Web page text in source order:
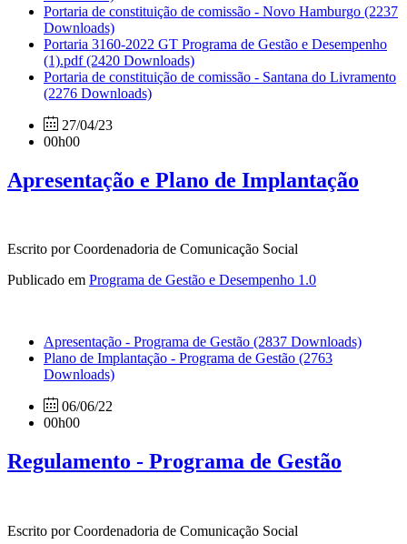
Portaria de constituição de comissão - Novo Hamburgo (2237
Downloads)
Portaria 3160-2022 GT Programa de Gestão e Desempenho
(1).pdf(2420 Downloads)
Portaria de constituição de comissão - Santana do Livramento
(2276 Downloads)
27/04/23
00h00
Apresentação e Plano de Implantação
Escrito por Coordenadoria de Comunicação Social
Publicado em Programa de Gestão e Desempenho 1.0
Apresentação - Programa de Gestão (2837 Downloads)
Plano de Implantação - Programa de Gestão (2763
Downloads)
06/06/22
00h00
Regulamento - Programa de Gestão
Escrito por Coordenadoria de Comunicação Social